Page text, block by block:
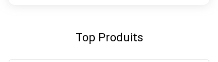
Top Produits